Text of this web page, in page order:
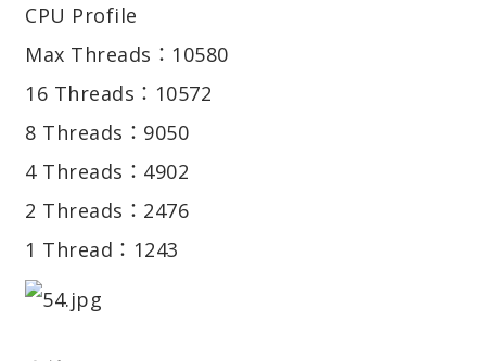
CPU Profile
Max Threads：10580
16 Threads：10572
8 Threads：9050
4 Threads：4902
2 Threads：2476
1 Thread：1243